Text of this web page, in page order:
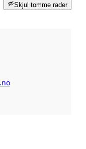
Skjul tomme rader